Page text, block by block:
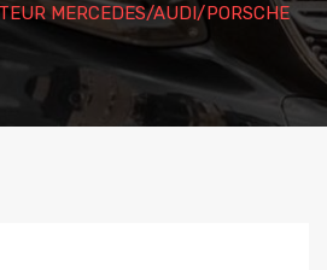
MERCEDES/AUDI/PORSCHE